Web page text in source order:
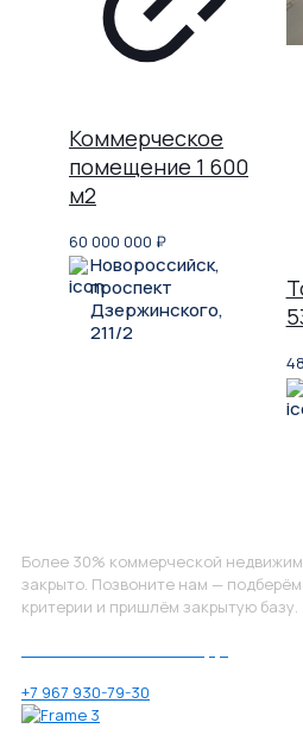
Коммерческое
помещение 1 600
м2
60 000 000 ₽
Новороссийск,
проспект
Дзержинского,
211/2
Более 30% коммерческой
закрыто. Позвоните нам —
критерии и пришлём закрытую базу.
+7 967 930-79-30